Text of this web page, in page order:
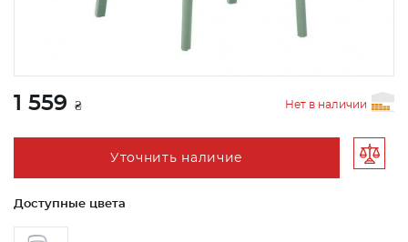
1 559 ₴ Нет в наличии
Уточнить наличие
Доступные цвета